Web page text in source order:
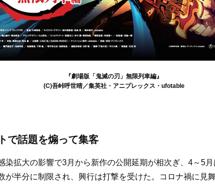
『劇場版「鬼滅の刃」無限列車編』
(C)吾峠呼世晴／集英社・アニプレックス・ufotable
で話題を煽って集客
染拡大の影響で3月から新作の公開延期が相次ぎ、4～5
が半分に制限され、興行は打撃を受けた。コロナ禍に見